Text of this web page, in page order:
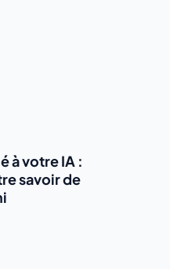
à votre IA :
savoir de